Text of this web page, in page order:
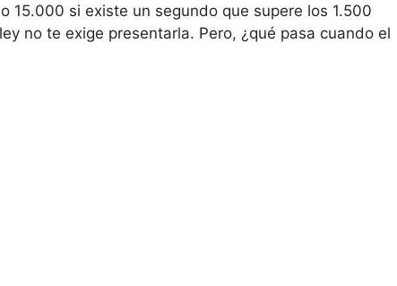
15.000 si existe un segundo que supere los 1.500
no te exige presentarla. Pero, ¿qué pasa cuando el